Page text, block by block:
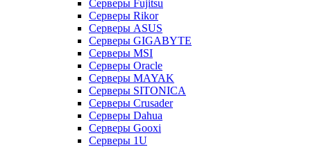
Серверы Fujitsu
Серверы Rikor
Серверы ASUS
Серверы GIGABYTE
Серверы MSI
Серверы Oracle
Серверы MAYAK
Серверы SITONICA
Серверы Crusader
Серверы Dahua
Серверы Gooxi
Серверы 1U